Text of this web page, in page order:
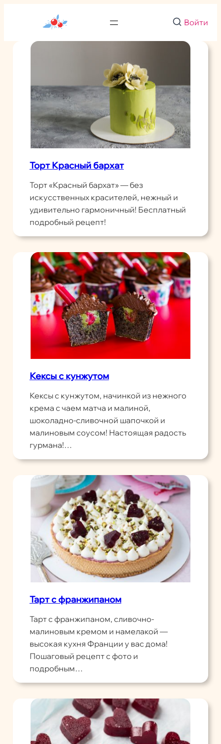
Войти
Торт Красный бархат
Торт «Красный бархат» — без
искусственных красителей, нежный и
удивительно гармоничный! Бесплатный
подробный рецепт!
Кексы с кунжутом
Кексы с кунжутом, начинкой из нежного
крема с чаем матча и малиной,
шоколадно-сливочной шапочкой и
малиновым соусом! Настоящая радость
гурмана!…
Тарт с франжипаном
Тарт с франжипаном, сливочно-
малиновым кремом и намелакой —
высокая кухня Франции у вас дома!
Пошаговый рецепт с фото и
подробным…